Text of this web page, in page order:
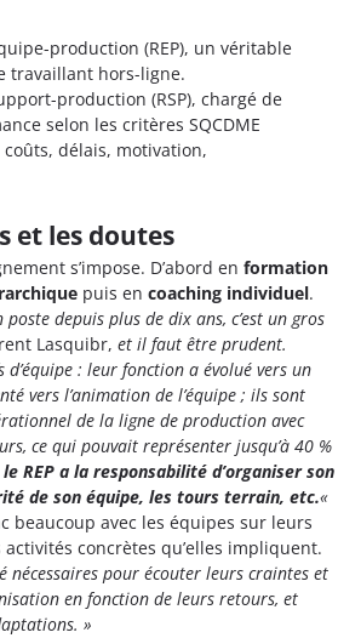
production (REP), un véritable
travaillant hors-ligne.
production (RSP), chargé de
selon les critères SQCDME
délais, motivation,
et les doutes
s’impose. D’abord en formation
puis en coaching individuel.
depuis plus de dix ans, c’est un gros
Lasquibr, et il faut être prudent.
d’équipe : leur fonction a évolué vers un
vers l’animation de l’équipe ; ils sont
de la ligne de production avec
ce qui pouvait représenter jusqu’à 40 %
REP a la responsabilité d’organiser son
de son équipe, les tours terrain, etc.«
beaucoup avec les équipes sur leurs
concrètes qu’elles impliquent.
nécessaires pour écouter leurs craintes et
en fonction de leurs retours, et
»